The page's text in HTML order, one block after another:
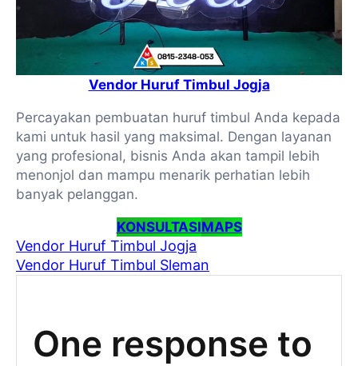
Vendor Huruf Timbul Jogja
Percayakan pembuatan huruf timbul Anda kepada
kami untuk hasil yang maksimal. Dengan layanan
yang profesional, bisnis Anda akan tampil lebih
menonjol dan mampu menarik perhatian lebih
banyak pelanggan.
KONSULTASIMAPS
Vendor Huruf Timbul Jogja
Vendor Huruf Timbul Sleman
One response to